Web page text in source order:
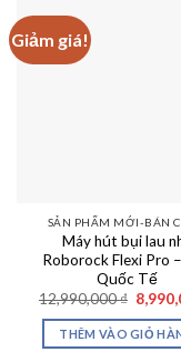
Giảm giá!
SẢN PHẨM MỚI-BÁN
Máy hút bụi lau
Roborock Flexi Pro
Quốc Tế
12,990,000₫ Giá
gốc
là:
THÊM VÀO GIỎ